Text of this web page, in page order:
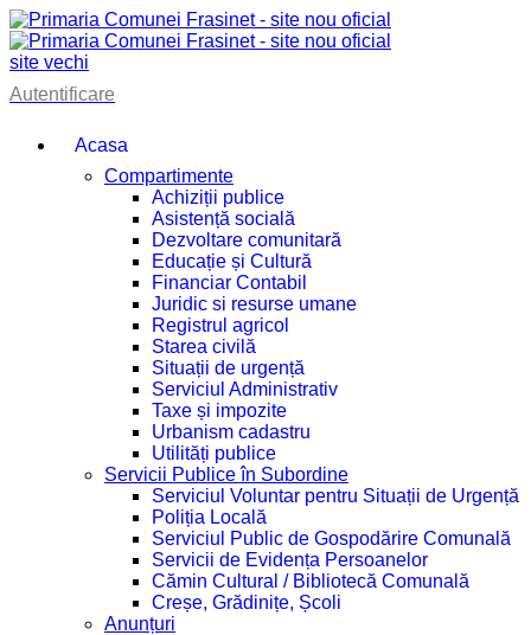
site vechi
Autentificare
Acasa
Compartimente
Achiziții publice
Asistență socială
Dezvoltare comunitară
Educație și Cultură
Financiar Contabil
Juridic si resurse umane
Registrul agricol
Starea civilă
Situații de urgență
Serviciul Administrativ
Taxe și impozite
Urbanism cadastru
Utilități publice
Servicii Publice în Subordine
Serviciul Voluntar pentru Situații de Urgență
Poliția Locală
Serviciul Public de Gospodărire Comunală
Servicii de Evidența Persoanelor
Cămin Cultural / Bibliotecă Comunală
Creșe, Grădinițe, Școli
Anunțuri